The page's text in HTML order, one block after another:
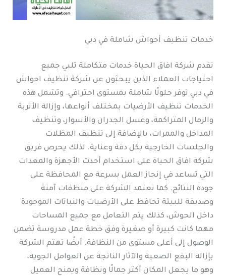
خدمات تنظيف أحواش شاملة في دبي
تقدم شركة افاق الحياة خدمات متكاملة تلبي جميع
احتياجات العملاء الذين يبحثون عن شركة تنظيف احواش
في دبي توفر حلولًا شاملة بمستوى احترافي. وتشمل هذه
الخدمات تنظيف الأرضيات بمختلف أنواعها، وإزالة الأتربة
والرمال المتراكمة، وغسل الجدران والأسوار، وتنظيف
المداخل والممرات، بالإضافة إلى تنظيف المظلات
والجلسات الخارجية بكل دقة وعناية. لذلك يحرص فريق
شركة افاق الحياة على استخدام أحدث الأجهزة والمعدات
التي تساعد في إنجاز العمل بسرعة مع المحافظة على
جودة النتائج. كما تعتمد الشركة على منظفات آمنة
وصديقة للبيئة تحافظ على الأرضيات والنباتات الموجودة
داخل الحوش، كذلك يتم التعامل مع جميع المساحات
مهما كانت كبيرة أو صغيرة وفق خطة عمل مدروسة تضمن
الوصول إلى أعلى مستوى من النظافة. أيضًا تهتم الشركة
بإزالة البقع الصعبة والآثار الناتجة عن العوامل الجوية،
وهو ما يجعل المكان أكثر جمالًا ونظافة ويمنح العميل